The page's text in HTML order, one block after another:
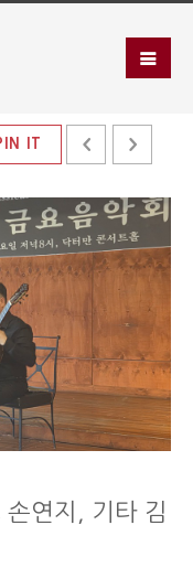
IT
연지, 기타 김